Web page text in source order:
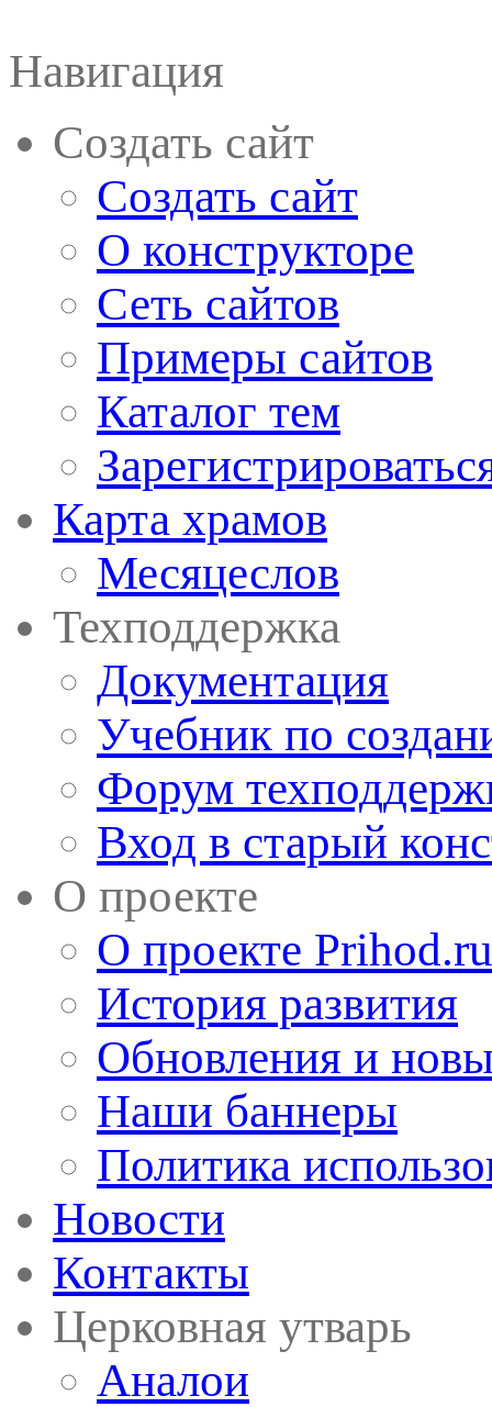
Навигация
Создать сайт
Создать сайт
О конструкторе
Сеть сайтов
Примеры сайтов
Каталог тем
Карта храмов
Месяцеслов
Техподдержка
Документация
Учебник по
Форум
Вход в старый
О проекте
О проекте Prihod.ru
История развития
Обновления и
Наши баннеры
Политика
Новости
Контакты
Церковная утварь
Аналои